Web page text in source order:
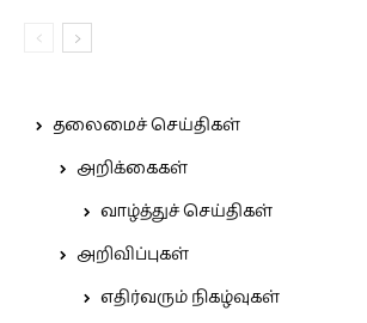
தலைமைச் செய்திகள்
அறிக்கைகள்
வாழ்த்துச் செய்திகள்
அறிவிப்புகள்
எதிர்வரும் நிகழ்வுகள்